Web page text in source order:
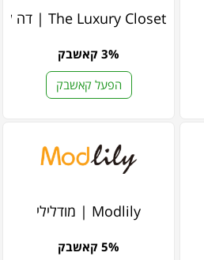
The Luxury Closet | דה לקצ'ורי קלוסט
3% קאשבק
הפעל קאשבק
Modlily | מודלילי
5% קאשבק